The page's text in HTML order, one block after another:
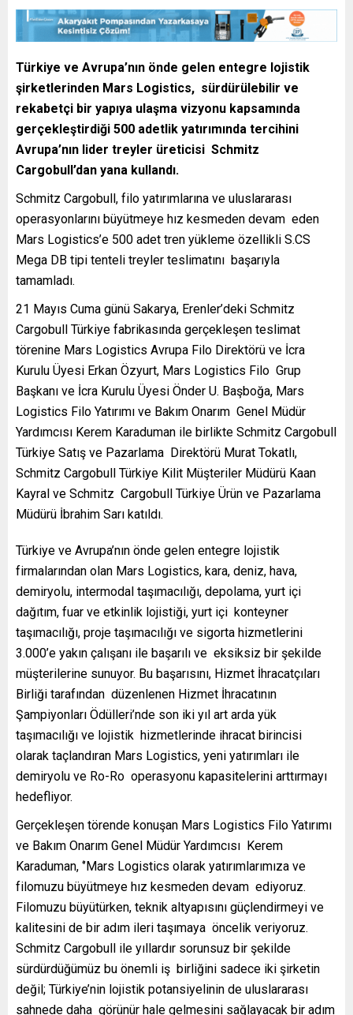
Türkiye ve Avrupa’nın önde gelen entegre lojistik
şirketlerinden Mars Logistics, sürdürülebilir ve
rekabetçi bir yapıya ulaşma vizyonu kapsamında
gerçekleştirdiği 500 adetlik yatırımında tercihini
Avrupa’nın lider treyler üreticisi Schmitz
Cargobull’dan yana kullandı.
Schmitz Cargobull, filo yatırımlarına ve uluslararası
operasyonlarını büyütmeye hız kesmeden devam eden
Mars Logistics’e 500 adet tren yükleme özellikli S.CS
Mega DB tipi tenteli treyler teslimatını başarıyla
tamamladı.
21 Mayıs Cuma günü Sakarya, Erenler’deki Schmitz
Cargobull Türkiye fabrikasında gerçekleşen teslimat
törenine Mars Logistics Avrupa Filo Direktörü ve İcra
Kurulu Üyesi Erkan Özyurt, Mars Logistics Filo Grup
Başkanı ve İcra Kurulu Üyesi Önder U. Başboğa, Mars
Logistics Filo Yatırımı ve Bakım Onarım Genel Müdür
Yardımcısı Kerem Karaduman ile birlikte Schmitz Cargobull
Türkiye Satış ve Pazarlama Direktörü Murat Tokatlı,
Schmitz Cargobull Türkiye Kilit Müşteriler Müdürü Kaan
Kayral ve Schmitz Cargobull Türkiye Ürün ve Pazarlama
Müdürü İbrahim Sarı katıldı.
Türkiye ve Avrupa’nın önde gelen entegre lojistik
firmalarından olan Mars Logistics, kara, deniz, hava,
demiryolu, intermodal taşımacılığı, depolama, yurt içi
dağıtım, fuar ve etkinlik lojistiği, yurt içi konteyner
taşımacılığı, proje taşımacılığı ve sigorta hizmetlerini
3.000’e yakın çalışanı ile başarılı ve eksiksiz bir şekilde
müşterilerine sunuyor. Bu başarısını, Hizmet İhracatçıları
Birliği tarafından düzenlenen Hizmet İhracatının
Şampiyonları Ödülleri’nde son iki yıl art arda yük
taşımacılığı ve lojistik hizmetlerinde ihracat birincisi
olarak taçlandıran Mars Logistics, yeni yatırımları ile
demiryolu ve Ro-Ro operasyonu kapasitelerini arttırmayı
hedefliyor.
Gerçekleşen törende konuşan Mars Logistics Filo Yatırımı
ve Bakım Onarım Genel Müdür Yardımcısı Kerem
Karaduman, ‘’Mars Logistics olarak yatırımlarımıza ve
filomuzu büyütmeye hız kesmeden devam ediyoruz.
Filomuzu büyütürken, teknik altyapısını güçlendirmeyi ve
kalitesini de bir adım ileri taşımaya öncelik veriyoruz.
Schmitz Cargobull ile yıllardır sorunsuz bir şekilde
sürdürdüğümüz bu önemli iş birliğini sadece iki şirketin
değil; Türkiye’nin lojistik potansiyelinin de uluslararası
sahnede daha görünür hale gelmesini sağlayacak bir adım